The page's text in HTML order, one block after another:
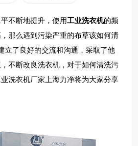
不断地提升，使用工业洗衣机的频
那么遇到污染严重的布草该如何清
立了良好的交流和沟通，采取了他
不断改良洗衣机，对于如何清洗污
洗衣机厂家上海力净将为大家分享